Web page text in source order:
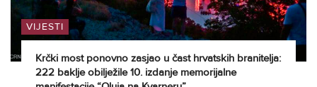
VIJESTI
Krčki most ponovno zasjao u čast hrvatskih branitelja:
222 baklje obilježile 10. izdanje memorijalne